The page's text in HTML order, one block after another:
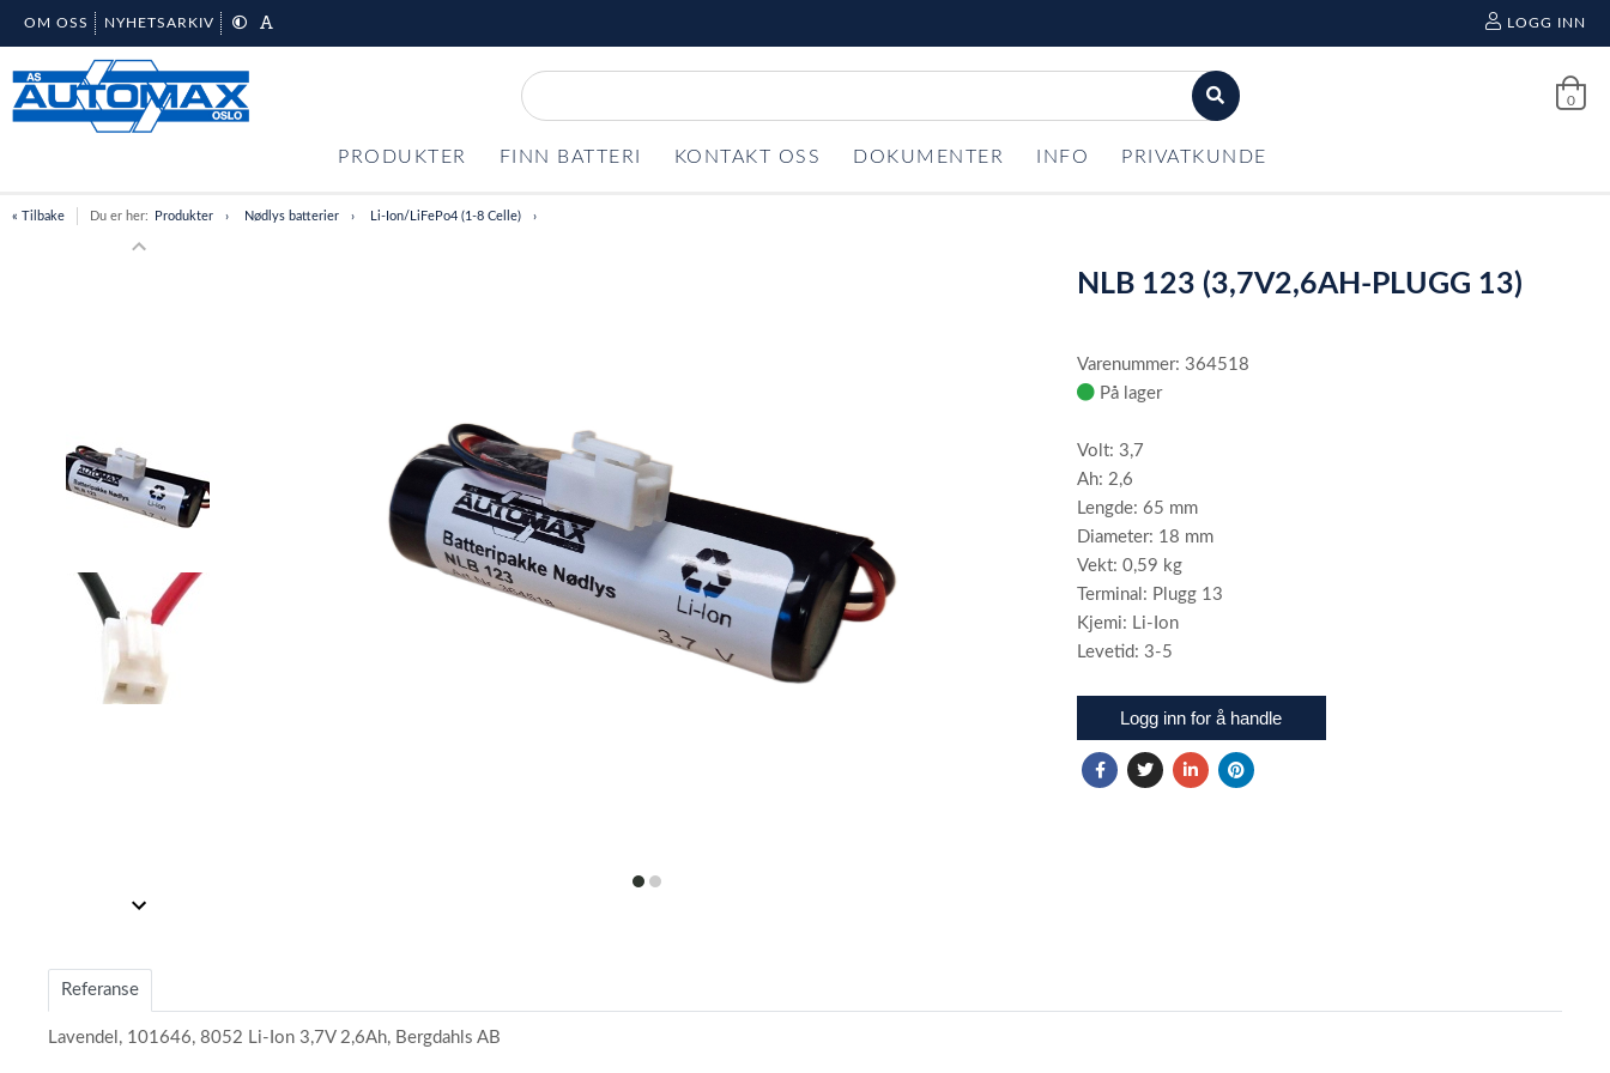
OM OSS NYHETSARKIV LOGG INN
0
PRODUKTER FINN BATTERI KONTAKT OSS DOKUMENTER INFO PRIVATKUNDE
« Tilbake Du er her: Produkter Nødlys batterier Li-Ion/LiFePo4 (1-8 Celle)
itemitem
NLB 123 (3,7V2,6AH-PLUGG 13)
Varenummer: 364518
På lager
Volt: 3,7
Ah: 2,6
Lengde: 65 mm
Diameter: 18 mm
Vekt: 0,59 kg
Terminal: Plugg 13
Kjemi: Li-Ion
Levetid: 3-5
Logg inn for å handle
Referanse
Lavendel, 101646, 8052 Li-Ion 3,7V 2,6Ah, Bergdahls AB